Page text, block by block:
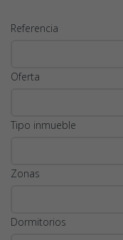
Referencia
Oferta
Tipo inmueble
Zonas
Dormitorios